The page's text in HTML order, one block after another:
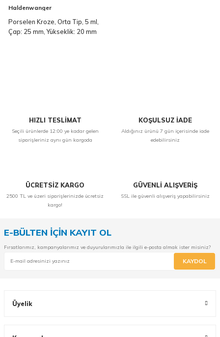
Haldenwanger
Porselen Kroze, Orta Tip, 5 ml,
Çap: 25 mm, Yükseklik: 20 mm
HIZLI TESLİMAT
Seçili ürünlerde 12:00 ye kadar gelen
siparişleriniz aynı gün kargoda
KOŞULSUZ İADE
Aldığınız ürünü 7 gün içerisinde iade
edebilirsiniz
ÜCRETSİZ KARGO
2500 TL ve üzeri siparişlerinizde ücretsiz
kargo!
GÜVENLİ ALIŞVERİŞ
SSL ile güvenli alışveriş yapabilirsiniz
E-BÜLTEN İÇİN KAYIT OL
Fırsatlarımız, kampanyalarımız ve duyurularımızla ile ilgili e-posta almak ister misiniz?
KAYDOL
Üyelik